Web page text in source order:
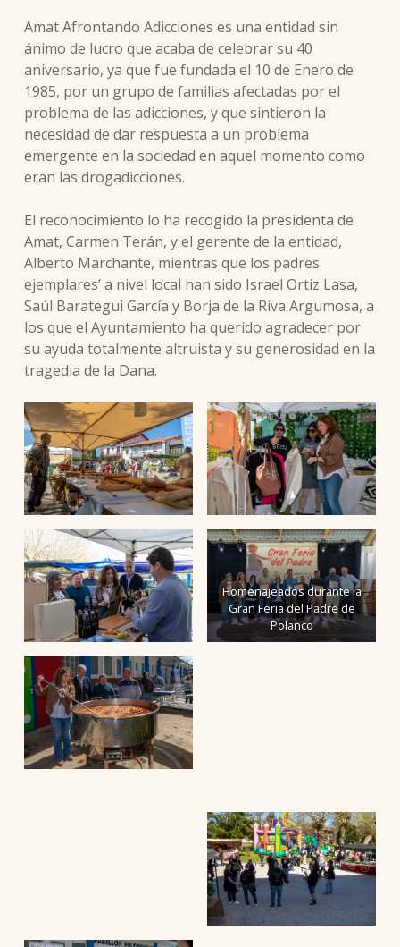
Amat Afrontando Adicciones es una entidad sin
ánimo de lucro que acaba de celebrar su 40
aniversario, ya que fue fundada el 10 de Enero de
1985, por un grupo de familias afectadas por el
problema de las adicciones, y que sintieron la
necesidad de dar respuesta a un problema
emergente en la sociedad en aquel momento como
eran las drogadicciones.
El reconocimiento lo ha recogido la presidenta de
Amat, Carmen Terán, y el gerente de la entidad,
Alberto Marchante, mientras que los padres
ejemplares’ a nivel local han sido Israel Ortiz Lasa,
Saúl Barategui García y Borja de la Riva Argumosa, a
los que el Ayuntamiento ha querido agradecer por
su ayuda totalmente altruista y su generosidad en la
tragedia de la Dana.
Homenajeados durante la
Gran Feria del Padre de
Polanco